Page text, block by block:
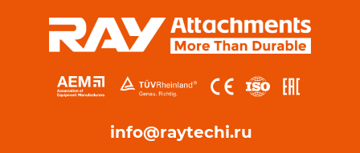
info@raytechi.ru